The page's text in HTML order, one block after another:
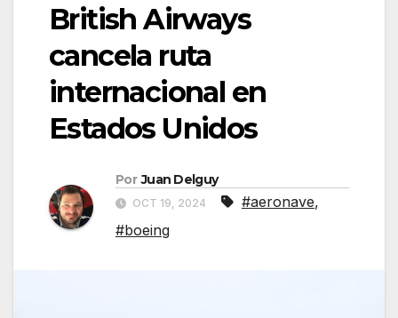
British Airways
cancela ruta
internacional en
Estados Unidos
Por Juan Delguy
OCT 19, 2024 #aeronave,
#boeing